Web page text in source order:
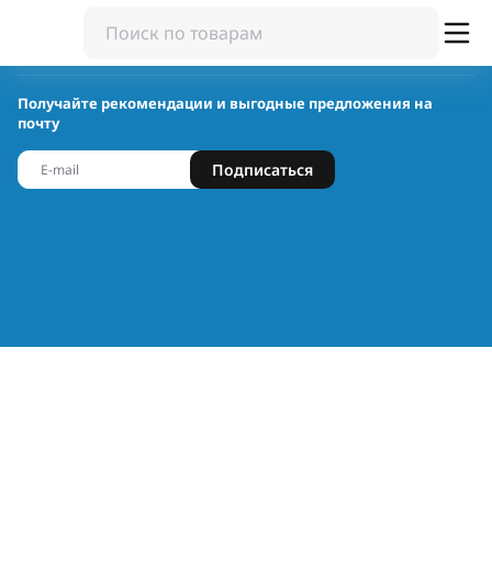
Получайте рекомендации и выгодные предложения на
почту
Подписаться